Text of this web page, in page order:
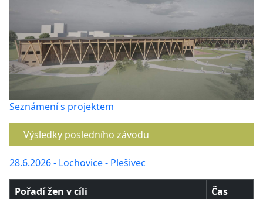
Seznámení s projektem
Výsledky posledního závodu
28.6.2026 - Lochovice - Plešivec
Pořadí žen v cíli
Čas